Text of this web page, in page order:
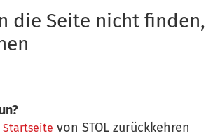
die Seite nicht finden,
Startseite von STOL zurückkehren